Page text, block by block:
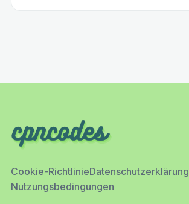
Cookie-RichtlinieDatenschutzerklärung
Nutzungsbedingungen